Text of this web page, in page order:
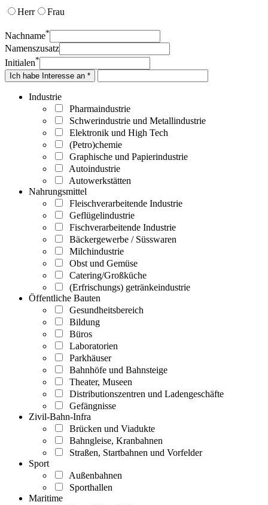
Herr Frau
Nachname*
Namenszusatz
Initialen*
Ich habe Interesse an *
Industrie
Pharmaindustrie
Schwerindustrie und Metallindustrie
Elektronik und High Tech
(Petro)chemie
Graphische und Papierindustrie
Autoindustrie
Autowerkstätten
Nahrungsmittel
Fleischverarbeitende Industrie
Geflügelindustrie
Fischverarbeitende Industrie
Bäckergewerbe / Süsswaren
Milchindustrie
Obst und Gemüse
Catering/Großküche
(Erfrischungs) getränkeindustrie
Öffentliche Bauten
Gesundheitsbereich
Bildung
Büros
Laboratorien
Parkhäuser
Bahnhöfe und Bahnsteige
Theater, Museen
Distributionszentren und Ladengeschäfte
Gefängnisse
Zivil-Bahn-Infra
Brücken und Viadukte
Bahngleise, Kranbahnen
Straßen, Startbahnen und Vorfelder
Sport
Außenbahnen
Sporthallen
Maritime